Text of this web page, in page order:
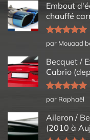
Embout
chauffé
Note5sur
5
par Mouaad
Becquet /
Cabrio
Note5sur
5
par Raphaël
Aileron /
(2010 à